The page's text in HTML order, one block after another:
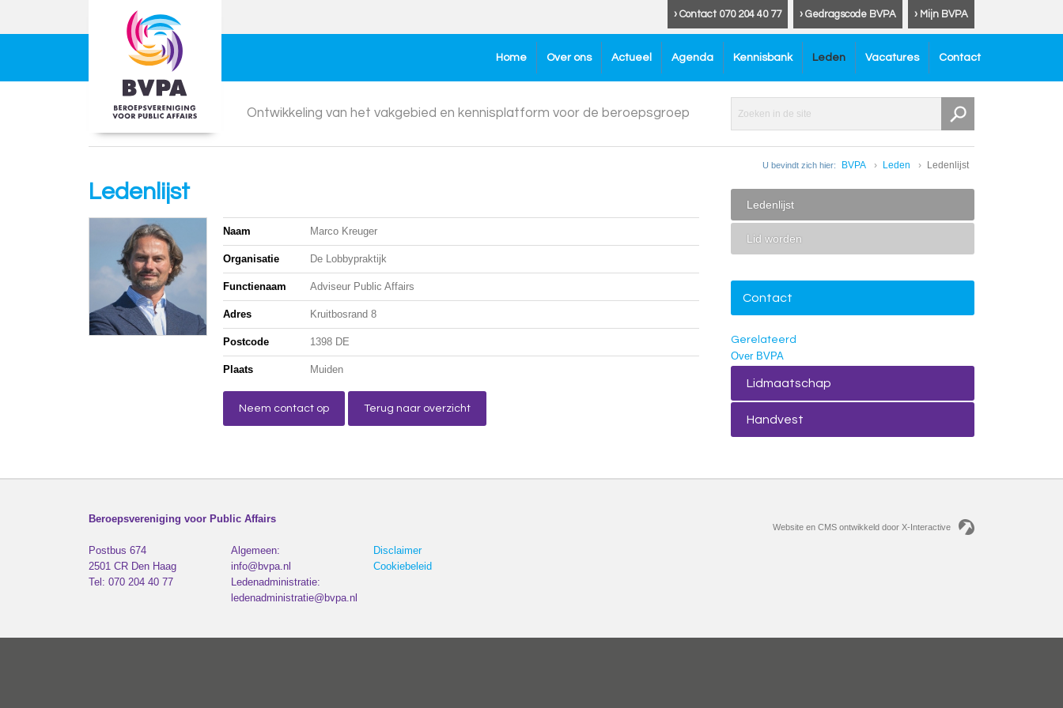
› Mijn BVPA
› Gedragscode BVPA
› Contact 070 204 40 77
Home Over ons Actueel Agenda Kennisbank Leden Vacatures Contact
Ontwikkeling van het vakgebied en kennisplatform voor de beroepsgroep
U bevindt zich hier: BVPA Leden Ledenlijst
Ledenlijst
Naam Marco Kreuger
Organisatie De Lobbypraktijk
Functienaam Adviseur Public Affairs
Adres Kruitbosrand 8
Postcode 1398 DE
Plaats Muiden
Neem contact op Terug naar overzicht
Ledenlijst
Lid worden
Contact
Gerelateerd
Over BVPA
Lidmaatschap
Handvest
Beroepsvereniging voor Public Affairs
Postbus 674
2501 CR Den Haag
Tel: 070 204 40 77
Algemeen:
info@bvpa.nl
Ledenadministratie:
ledenadministratie@bvpa.nl
Disclaimer
Cookiebeleid
Website en CMS ontwikkeld door X-Interactive